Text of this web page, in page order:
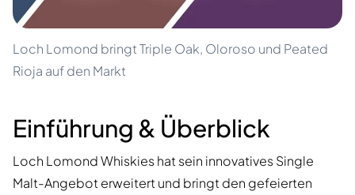
Loch Lomond bringt Triple Oak, Oloroso und Peated
Rioja auf den Markt
Einführung & Überblick
Loch Lomond Whiskies hat sein innovatives Single
Malt-Angebot erweitert und bringt den gefeierten